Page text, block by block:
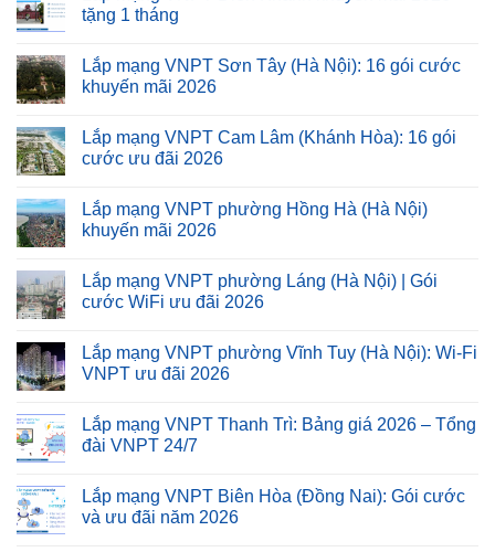
tặng 1 tháng
Lắp mạng VNPT Sơn Tây (Hà Nội): 16 gói cước
khuyến mãi 2026
Lắp mạng VNPT Cam Lâm (Khánh Hòa): 16 gói
cước ưu đãi 2026
Lắp mạng VNPT phường Hồng Hà (Hà Nội)
khuyến mãi 2026
Lắp mạng VNPT phường Láng (Hà Nội) | Gói
cước WiFi ưu đãi 2026
Lắp mạng VNPT phường Vĩnh Tuy (Hà Nội): Wi-Fi
VNPT ưu đãi 2026
Lắp mạng VNPT Thanh Trì: Bảng giá 2026 – Tổng
đài VNPT 24/7
Lắp mạng VNPT Biên Hòa (Đồng Nai): Gói cước
và ưu đãi năm 2026